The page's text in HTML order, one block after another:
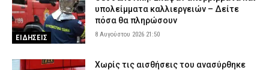
ΕΙΔΗΣΕΙΣ
υπολείμματα καλλιεργειών – Δείτε
πόσα θα πληρώσουν
8 Αυγούστου 2026 21:50
Χωρίς τις αισθήσεις του ανασύρθηκε